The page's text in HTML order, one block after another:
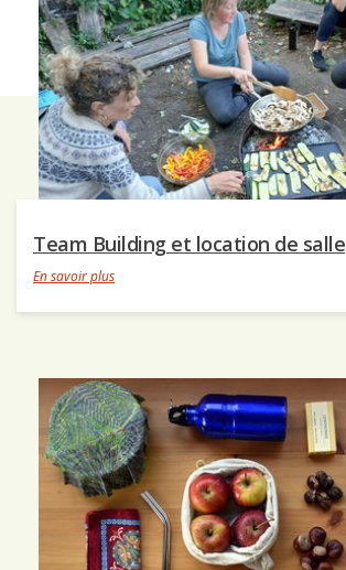
Team Building et location de salle
En savoir plus